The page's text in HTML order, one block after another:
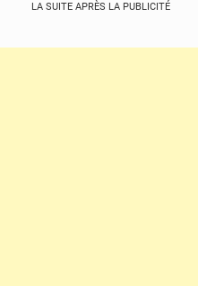
LA SUITE APRÈS LA PUBLICITÉ